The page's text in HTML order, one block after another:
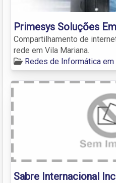
Primesys Soluções
Compartilhamento de
rede em Vila Mariana.
Redes de Informática em
Sabre Internacional